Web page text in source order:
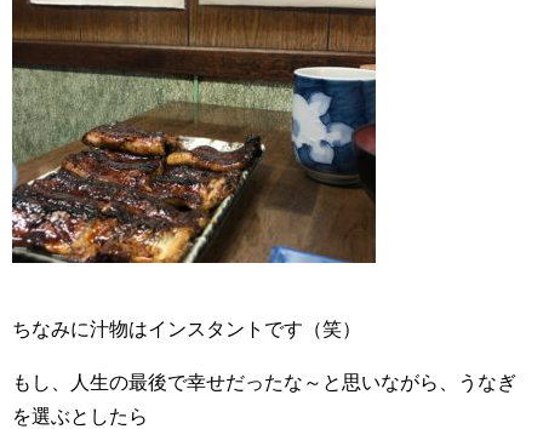
ちなみに汁物はインスタントです（笑）
もし、人生の最後で幸せだったな～と思いながら、うなぎ
を選ぶとしたら